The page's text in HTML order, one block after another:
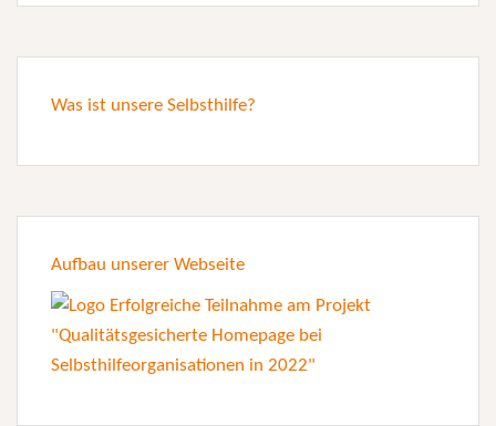
Was ist unsere Selbsthilfe?
Aufbau unserer Webseite